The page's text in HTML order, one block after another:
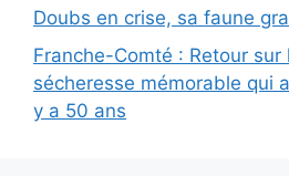
Doubs en crise, sa faune
Franche-Comté : Retour sur
sécheresse mémorable qui
y a 50 ans